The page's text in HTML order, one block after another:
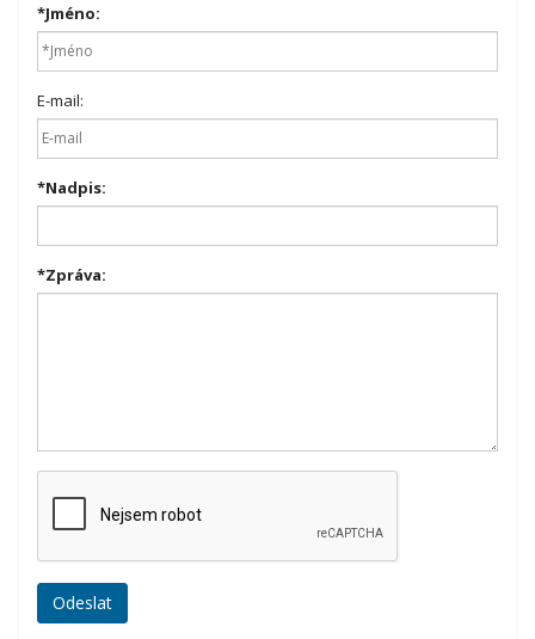
*Jméno:
E-mail:
*Nadpis:
*Zpráva: